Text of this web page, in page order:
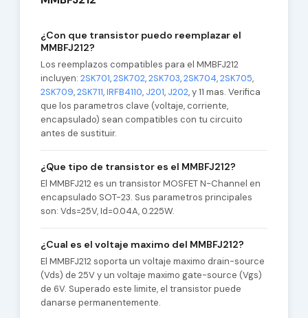
¿Con que transistor puedo reemplazar el
MMBFJ212?
Los reemplazos compatibles para el MMBFJ212
incluyen: 2SK701,2SK702,2SK703,2SK704,2SK705,
2SK709,2SK711,IRFB4110, J201, J202, y 11 mas. Verifica
que los parametros clave (voltaje, corriente,
encapsulado) sean compatibles con tu circuito
antes de sustituir.
¿Que tipo de transistor es el MMBFJ212?
El MMBFJ212 es un transistor MOSFET N-Channel en
encapsulado SOT-23. Sus parametros principales
son: Vds=25V, Id=0.04A, 0.225W.
¿Cual es el voltaje maximo del MMBFJ212?
El MMBFJ212 soporta un voltaje maximo drain-source
(Vds) de 25V y un voltaje maximo gate-source (Vgs)
de 6V. Superado este limite, el transistor puede
danarse permanentemente.